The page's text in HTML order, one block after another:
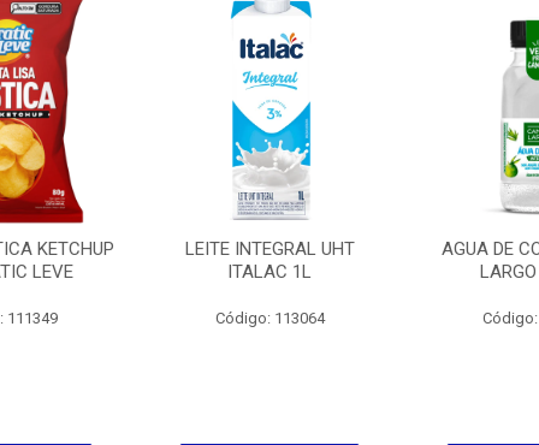
KETCHUP
LEVE
111349
LEITE INTEGRAL UHT
ITALAC 1L
Código: 113064
AGUA DE
Código: